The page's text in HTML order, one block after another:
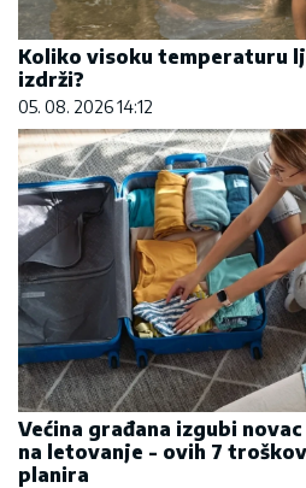
Koliko visoku temperaturu
izdrži?
05. 08. 2026 14:12
Većina građana izgubi
na letovanje - ovih 7
planira